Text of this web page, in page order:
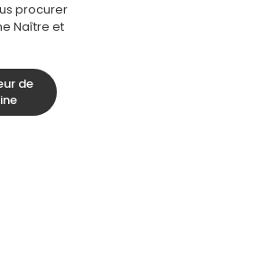
procurer
Naître et
de